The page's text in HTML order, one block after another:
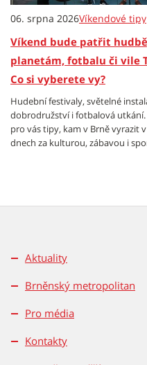
06. srpna 2026Víkendové tipy
Víkend bude patřit
planetám, fotbalu či vile
Co si vyberete vy?
Hudební festivaly, světelné
dobrodružství i fotbalová utkání.
pro vás tipy, kam v Brně vyrazit
dnech za kulturou, zábavou i
Aktuality
Brněnský metropolitan
Pro média
Kontakty